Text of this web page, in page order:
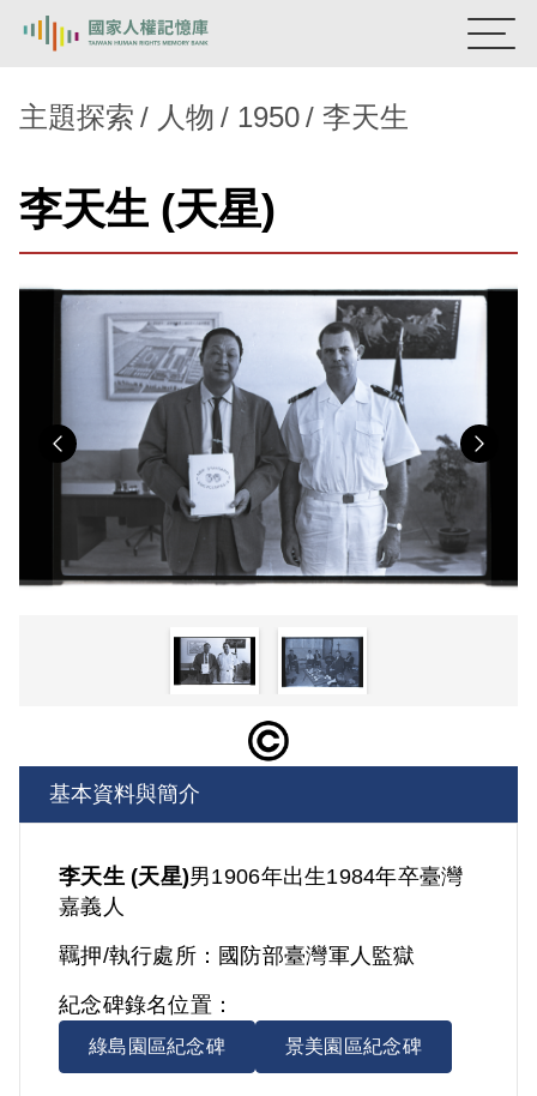
新生訓導處
蛋殼畫 送物單
主題探索
背景知識
意見信箱
主題探索 人物 1950 李天生
李天生 (天星)
Previous
基本資料與簡介
李天生 (天星)男1906年出生1984年卒臺灣
嘉義人
羈押/執行處所： 國防部臺灣軍人監獄
紀念碑錄名位置：
綠島園區紀念碑 景美園區紀念碑